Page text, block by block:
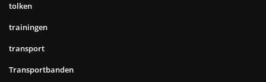
tolken
trainingen
transport
Transportbanden